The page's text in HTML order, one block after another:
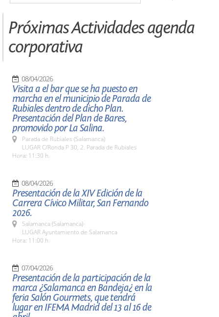
Próximas Actividades agenda
corporativa
08/04/2026
Visita a el bar que se ha puesto en
marcha en el municipio de Parada de
Rubiales dentro de dicho Plan.
Presentación del Plan de Bares,
promovido por La Salina.
Parada de Rubiales (Salamanca)
LUGAR C/Ronda P 30, 2. Parada de Rubiales
Hora: 11:30 h.
08/04/2026
Presentación de la XIV Edición de la
Carrera Cívico Militar, San Fernando
2026.
Salamanca (Salamanca)
LUGAR Ayuntamiento de Salamanca
Hora: 11:00 h.
07/04/2026
Presentación de la participación de la
marca ¿Salamanca en Bandeja¿ en la
feria Salón Gourmets, que tendrá
lugar en IFEMA Madrid del 13 al 16 de